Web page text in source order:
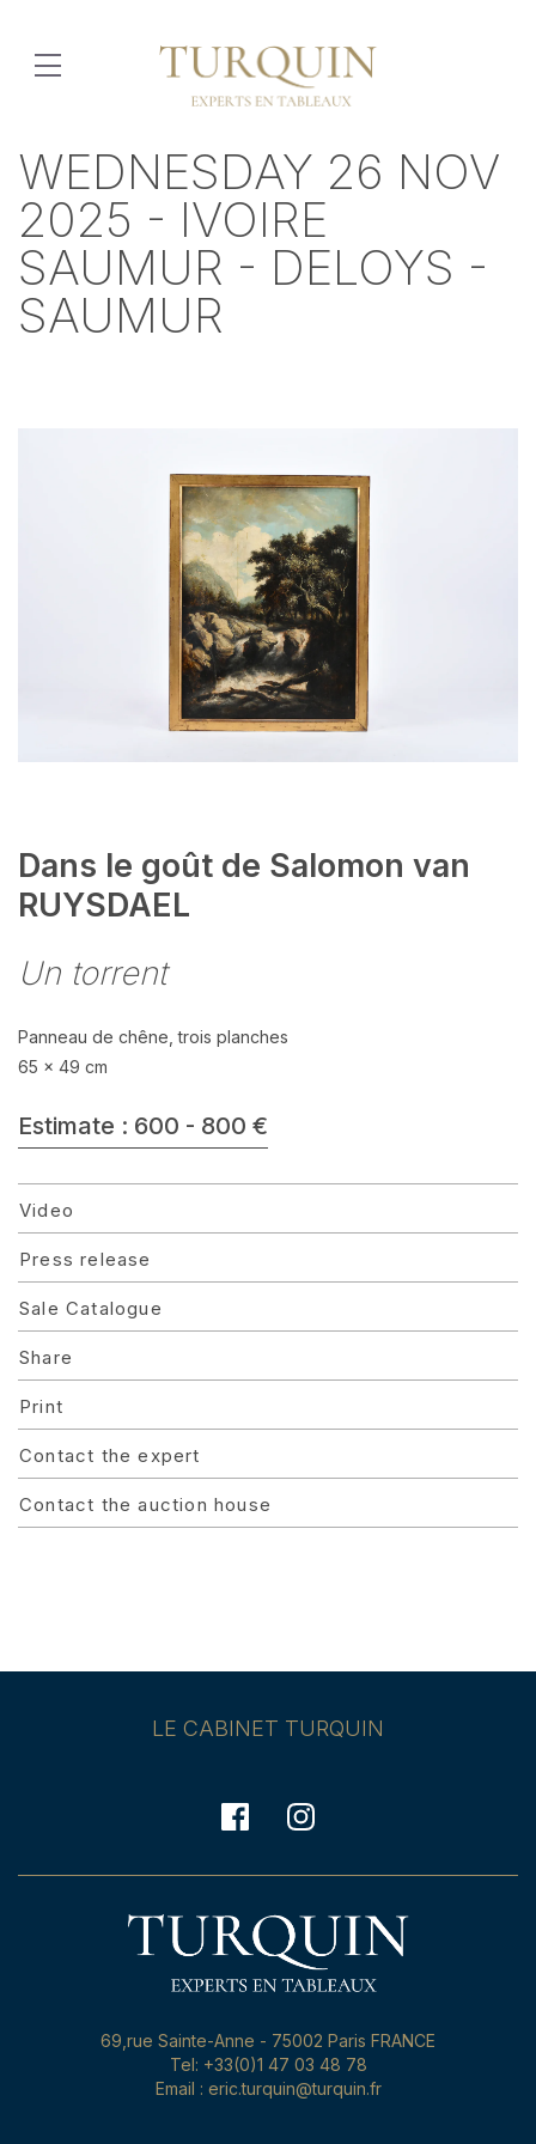
WEDNESDAY 26 NOV
2025 - IVOIRE
SAUMUR - DELOYS -
SAUMUR
Dans le goût de Salomon van
RUYSDAEL
Un torrent
Panneau de chêne, trois planches
65 x 49 cm
Estimate : 600 - 800 €
Video
Press release
Sale Catalogue
Share
Print
Contact the expert
Contact the auction house
LE CABINET TURQUIN
69,rue Sainte-Anne - 75002 Paris FRANCE
Tel: +33(0)1 47 03 48 78
Email : eric.turquin@turquin.fr